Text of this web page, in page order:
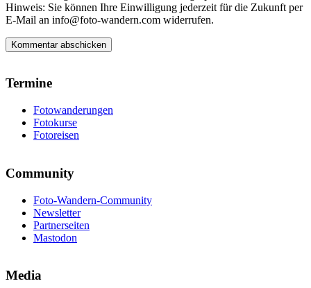
Hinweis: Sie können Ihre Einwilligung jederzeit für die Zukunft per
E-Mail an info@foto-wandern.com widerrufen.
Termine
Fotowanderungen
Fotokurse
Fotoreisen
Community
Foto-Wandern-Community
Newsletter
Partnerseiten
Mastodon
Media